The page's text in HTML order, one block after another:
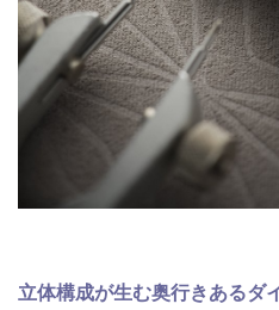
立体構成が生む奥行きあるダ